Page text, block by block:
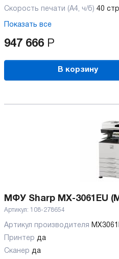
Скорость печати (А4, ч/б) 40
Показать все
947 666 Р
В корзину
МФУ Sharp MX-3061EU
Артикул: 108-278654
Артикул производителя
Принтер да
Сканер да